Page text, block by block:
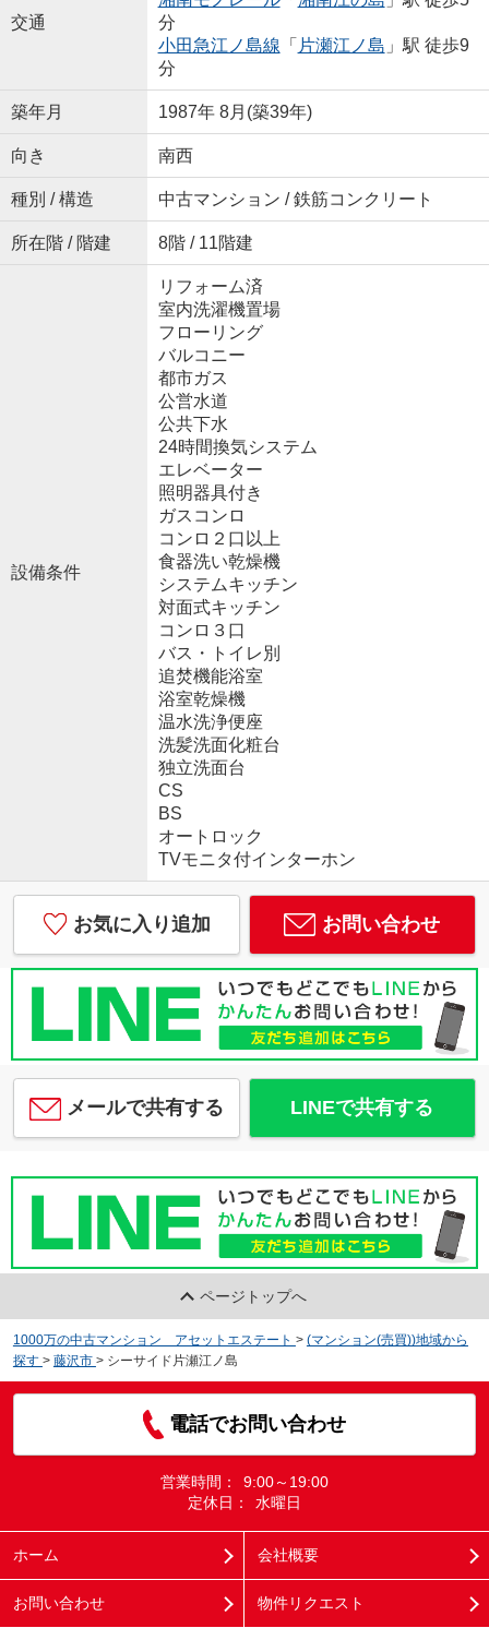
交通
分
小田急江ノ島線 「 片瀬江ノ島 」駅 徒歩9
分
築年月 1987年 8月(築39年)
向き 南西
種別 / 構造 中古マンション / 鉄筋コンクリート
所在階 / 階建 8階 / 11階建
設備条件
リフォーム済
室内洗濯機置場
フローリング
バルコニー
都市ガス
公営水道
公共下水
24時間換気システム
エレベーター
照明器具付き
ガスコンロ
コンロ２口以上
食器洗い乾燥機
システムキッチン
対面式キッチン
コンロ３口
バス・トイレ別
追焚機能浴室
浴室乾燥機
温水洗浄便座
洗髪洗面化粧台
独立洗面台
CS
BS
オートロック
TVモニタ付インターホン
お気に入り追加 お問い合わせ
メールで共有する LINEで共有する
ページトップへ
1000万の中古マンション アセットエステート > (マンション(売買))地域から
探す > 藤沢市 > シーサイド片瀬江ノ島
電話でお問い合わせ
営業時間：
9:00～19:00
定休日：
水曜日
ホーム 会社概要
お問い合わせ 物件リクエスト